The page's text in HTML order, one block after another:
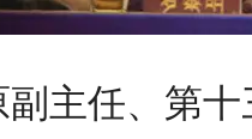
任、第十